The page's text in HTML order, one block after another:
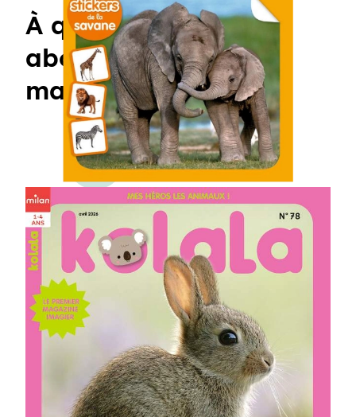
À quoi ressemble un
abonnement à un
magazine Kolala ?
Le récit-photo du bébé
animal
Le portrait détaillé
L'histoire illustrée